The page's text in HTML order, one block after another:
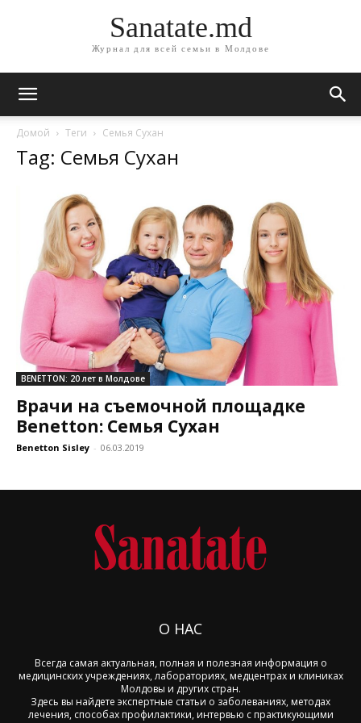
Sanatate.md
Журнал для всей семьи в Молдове
Домой Теги Семья Сухан
Tag: Семья Сухан
BENETTON: 20 лет в Молдове
Врачи на съемочной площадке
Benetton: Семья Сухан
Benetton Sisley - 06.03.2019
О НАС
Всегда самая актуальная, полная и полезная информация о
медицинских учреждениях, лабораториях, медцентрах и клиниках
Молдовы и других стран.
Здесь вы найдете экспертные статьи о заболеваниях, методах
лечения, способах профилактики, интервью с практикующими